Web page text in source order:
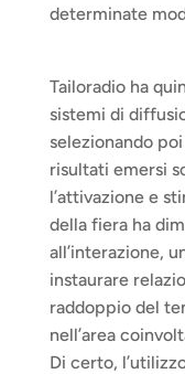
determinate
Tailoradio ha
sistemi di
selezionando
risultati emersi
l’attivazione e
della fiera ha
all’interazione,
instaurare
raddoppio del
nell’area
Di certo,